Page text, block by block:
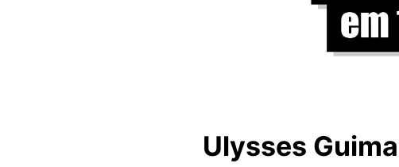
Ulysses